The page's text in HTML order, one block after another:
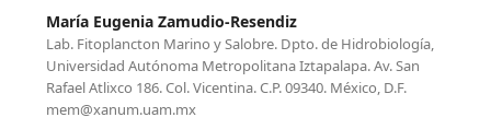
María Eugenia Zamudio-Resendiz
Lab. Fitoplancton Marino y Salobre. Dpto. de Hidrobiología,
Universidad Autónoma Metropolitana Iztapalapa. Av. San
Rafael Atlixco 186. Col. Vicentina. C.P. 09340. México, D.F.
mem@xanum.uam.mx